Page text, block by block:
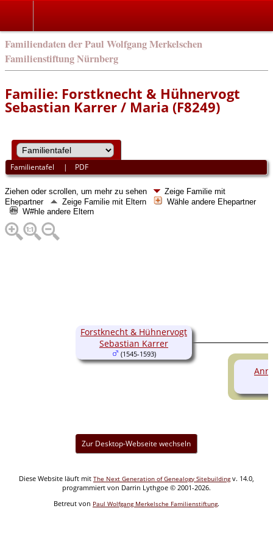
Familiendaten der Paul Wolfgang Merkelschen
Familienstiftung Nürnberg
Familie: Forstknecht & Hühnervogt
Sebastian Karrer / Maria (F8249)
Familientafel | PDF
Ziehen oder scrollen, um mehr zu sehen
Zeige Familie mit
Ehepartner
Zeige Familie mit Eltern
Wähle andere Ehepartner
W#hle andere Eltern
Forstknecht & Hühnervogt
Sebastian Karrer
(1545-1593)
Zur Desktop-Webseite wechseln
Diese Website läuft mit The Next Generation of Genealogy Sitebuildingv. 14.0,
programmiert von Darrin Lythgoe © 2001-2026.
Betreut von Paul Wolfgang Merkelsche Familienstiftung.